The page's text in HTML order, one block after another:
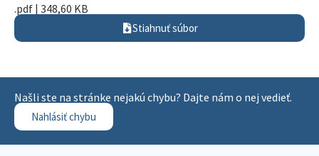
.pdf | 348,60 KB
Stiahnuť súbor
Našli ste na stránke nejakú chybu? Dajte nám o nej vedieť.
Nahlásiť chybu